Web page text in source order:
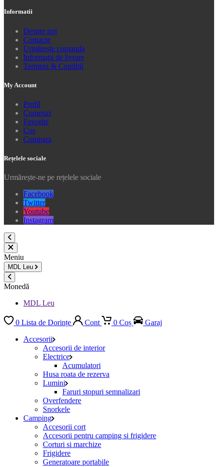
Informatii
Despre noi
Contacte
Urmărește comanda
Informații de livrare
Termeni & Conditii
My Account
Profil
Comenzi
Favorite
Coș
Compara
Rețelele sociale
Urmărește-ne pe rețelele sociale
Facebook
Twitter
Youtube
Instagram
Meniu
MDL Leu
Monedă
MDL Leu
0 Lista de Dorințe Cont 0 Coș
Garaj
Accesorii
Accesorii de interior
Electrice
Acumulatori
Husa roata de rezerva
Lumini
Faruri stopuri semnalizari
Overfendere
Snorkele
Camping
Accesorii cort
Accesorii pentru camping si frigidere
Corturi si marchize
Frigidere
Generatoare portabile